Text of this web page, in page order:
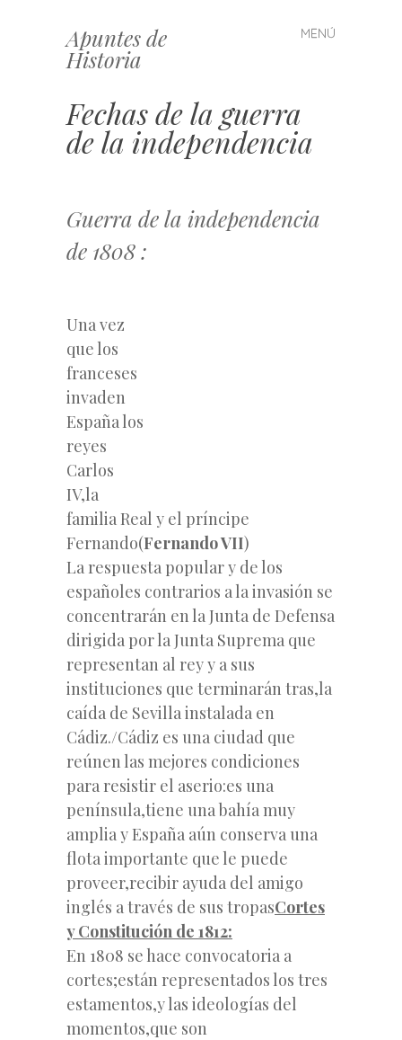
Apuntes de
Historia
MENÚ
Saltar
al
Fechas de la guerra
de la independencia
Guerra de la independencia
de 1808 :
Una vez
que los
franceses
invaden
España los
reyes
Carlos
IV,la
familia Real y el príncipe
Fernando(Fernando VII)
La respuesta popular y de los
españoles contrarios a la invasión se
concentrarán en la Junta de Defensa
dirigida por la Junta Suprema que
representan al rey y a sus
instituciones que terminarán tras,la
caída de Sevilla instalada en
Cádiz./Cádiz es una ciudad que
reúnen las mejores condiciones
para resistir el aserio:es una
península,tiene una bahía muy
amplia y España aún conserva una
flota importante que le puede
proveer,recibir ayuda del amigo
inglés a través de sus tropasCortes
y Constitución de 1812:
En 1808 se hace convocatoria a
cortes;están representados los tres
estamentos,y las ideologías del
momentos,que son